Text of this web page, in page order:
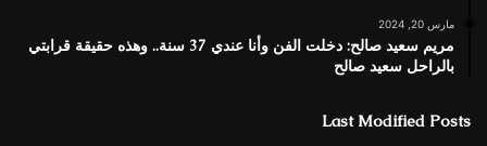
مارس 20, 2024
مريم سعيد صالح: دخلت الفن وأنا عندي 37 سنة.. وهذه حقيقة قرابتي
بالراحل سعيد صالح
Last Modified Posts